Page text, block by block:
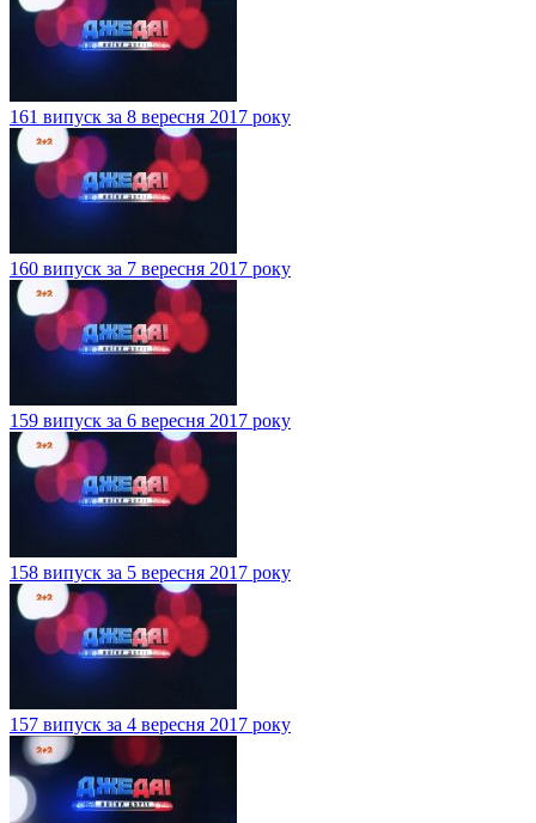
161 випуск за 8 вересня 2017 року
160 випуск за 7 вересня 2017 року
159 випуск за 6 вересня 2017 року
158 випуск за 5 вересня 2017 року
157 випуск за 4 вересня 2017 року